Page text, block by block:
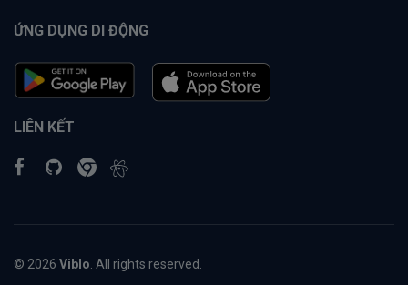
ỨNG DỤNG DI ĐỘNG
LIÊN KẾT
© 2026 Viblo . All rights reserved.